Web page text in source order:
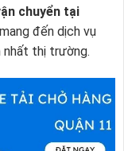
chuyển tại
đến dịch vụ
nhất thị trường.